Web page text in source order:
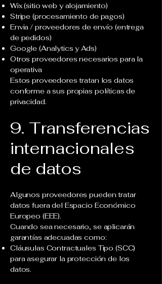
Wix (sitio web y alojamiento)
Stripe (procesamiento de pagos)
Envia / proveedores de envío (entrega
de pedidos)
Google (Analytics y Ads)
Otros proveedores necesarios para la
operativa
Estos proveedores tratan los datos
conforme a sus propias políticas de
privacidad.
9. Transferencias
internacionales
de datos
Algunos proveedores pueden tratar
datos fuera del Espacio Económico
Europeo (EEE).
Cuando sea necesario, se aplicarán
garantías adecuadas como:
Cláusulas Contractuales Tipo (SCC)
para asegurar la protección de los
datos.